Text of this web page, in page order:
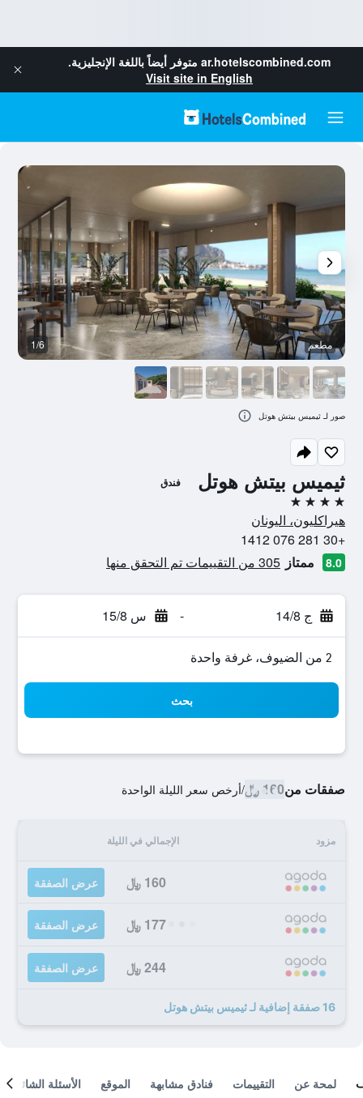
ar.hotelscombined.com متوفر أيضاً باللغة الإنجليزية.
Visit site in English
ثيميس بيتش هوتل فندق
4 نجوم
هيراكليون، اليونان
+30 281 076 1412
8.0 ممتاز 305 من التقييمات تم التحقق منها
ج 14/8 - س 15/8
2 من الضيوف، غرفة واحدة
بحث
صفقات من160 ﷼ /أرخص سعر الليلة الواحدة
مزود الإجمالي في الليلة
160 ﷼ عرض الصفقة
177 ﷼ عرض الصفقة
244 ﷼ عرض الصفقة
16 صفقة إضافية لـ ثيميس بيتش هوتل
مطعم 1/6
صور لـ ثيميس بيتش هوتل
لمحة عن التقييمات فنادق مشابهة الموقع الأسئلة الشائعة